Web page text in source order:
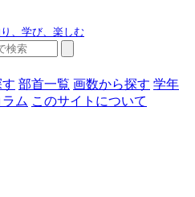
、学び、楽しむ
部首一覧 画数から探す 学年
ラム このサイトについて